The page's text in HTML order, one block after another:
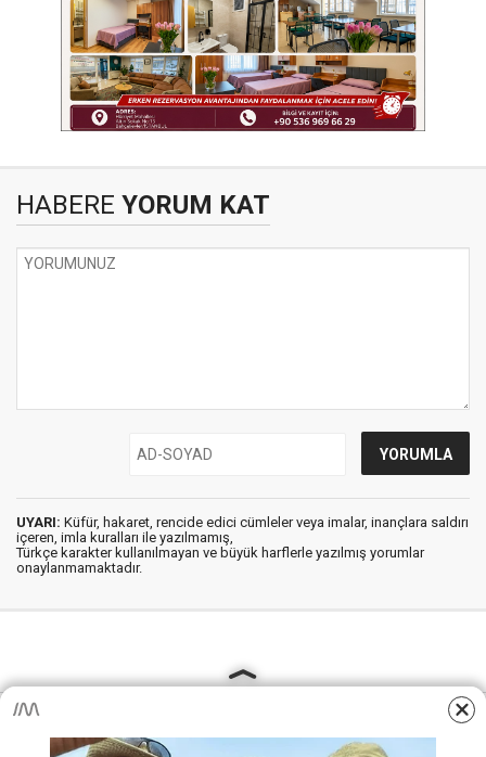
HABERE YORUM KAT
UYARI: Küfür, hakaret, rencide edici cümleler veya imalar, inançlara saldırı
içeren, imla kuralları ile yazılmamış,
Türkçe karakter kullanılmayan ve büyük harflerle yazılmış yorumlar
onaylanmamaktadır.
AjansKamu.Net - Memur, Meb Personel ve Kamudan Haber